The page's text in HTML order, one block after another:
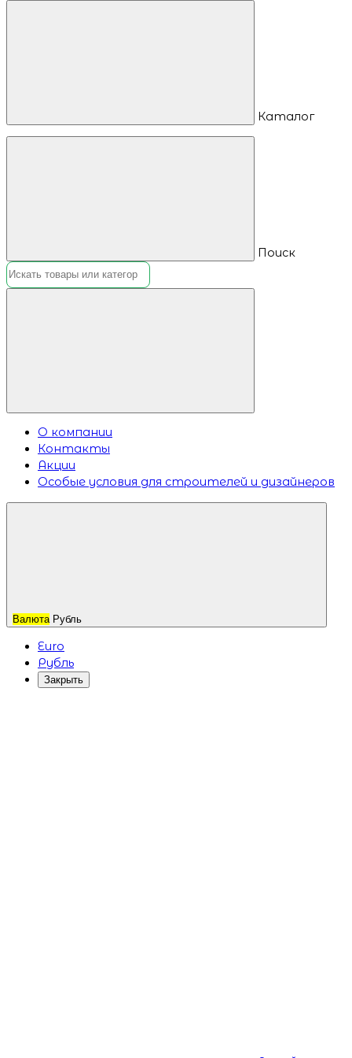
Каталог
Поиск
О компании
Контакты
Акции
Особые условия для строителей и дизайнеров
Валюта Рубль
Euro
Рубль
Закрыть